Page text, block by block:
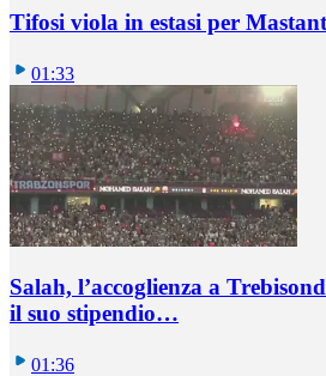
Tifosi viola in estasi per
01:33
Salah, l’accoglienza a
il suo stipendio…
01:36